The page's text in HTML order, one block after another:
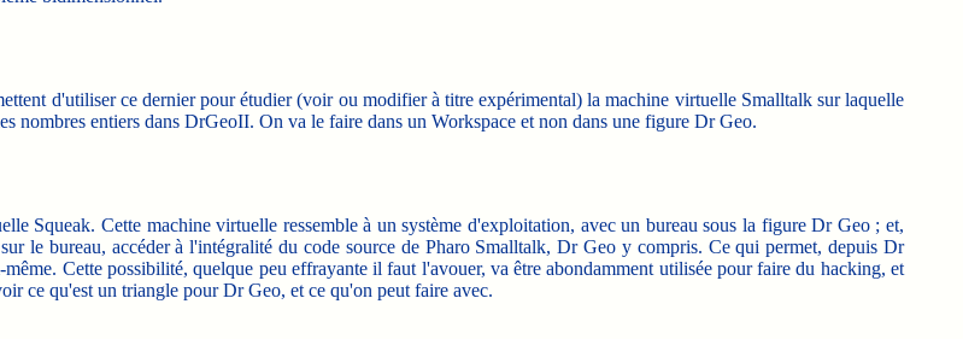
d'utiliser ce dernier pour étudier (voir ou modifier à titre expérimental) la machine virtuelle Smalltalk sur laquelle
nombres entiers dans DrGeoII. On va le faire dans un Workspace et non dans une figure Dr Geo.
Squeak. Cette machine virtuelle ressemble à un système d'exploitation, avec un bureau sous la figure Dr Geo ; et,
le bureau, accéder à l'intégralité du code source de Pharo Smalltalk, Dr Geo y compris. Ce qui permet, depuis Dr
Cette possibilité, quelque peu effrayante il faut l'avouer, va être abondamment utilisée pour faire du hacking, et
ce qu'est un triangle pour Dr Geo, et ce qu'on peut faire avec.